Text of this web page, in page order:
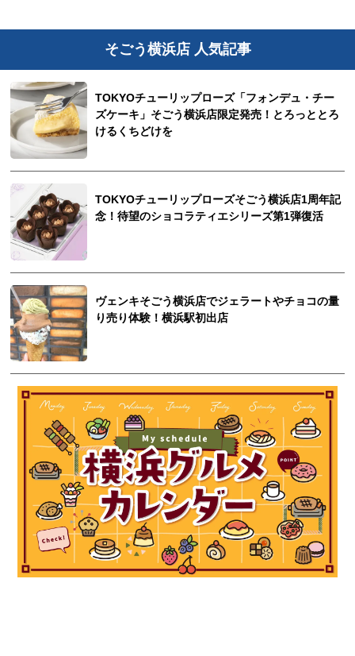
そごう横浜店 人気記事
TOKYOチューリップローズ「フォンデュ・チー
ズケーキ」そごう横浜店限定発売！とろっととろ
けるくちどけを
TOKYOチューリップローズそごう横浜店1周年記
念！待望のショコラティエシリーズ第1弾復活
ヴェンキそごう横浜店でジェラートやチョコの量
り売り体験！横浜駅初出店